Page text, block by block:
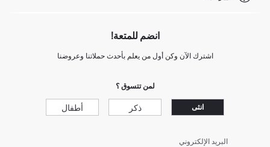
انضم للمتعة!
اشترك الآن وكن أول من يعلم بأحدث حملاتنا وعروضنا
لمن تتسوق ؟
انثى ذكر أطفال
البريد الإلكتروني